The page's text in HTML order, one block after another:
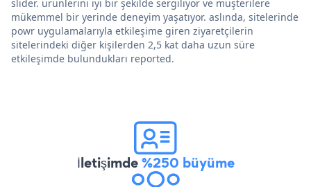
slider. ürünlerini iyi bir şekilde sergiliyor ve müşterilere
mükemmel bir yerinde deneyim yaşatıyor. aslında, sitelerinde
powr uygulamalarıyla etkileşime giren ziyaretçilerin
sitelerindeki diğer kişilerden 2,5 kat daha uzun süre
etkileşimde bulundukları reported.
İletişimde%250 büyüme